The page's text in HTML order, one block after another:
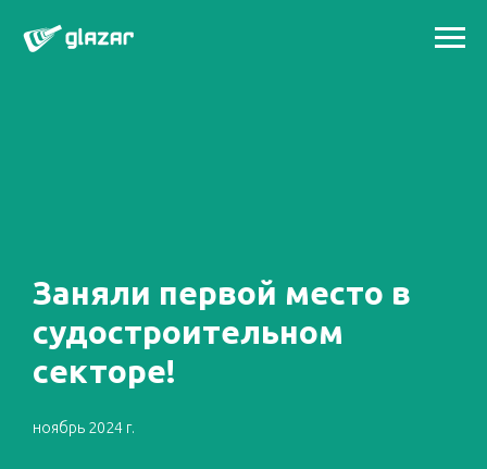
Заняли первой место в
судостроительном
секторе!
ноябрь 2024 г.